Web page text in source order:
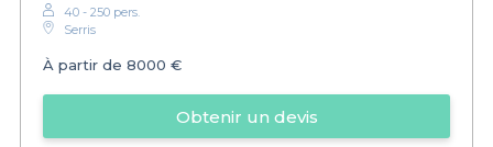
40 - 250 pers.
Serris
À partir de 8000 €
Obtenir un devis